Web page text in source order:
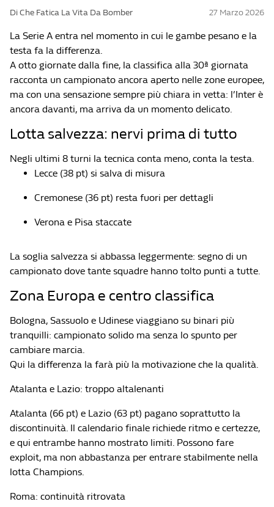
Di Che Fatica La Vita Da Bomber 27 Marzo 2026
La Serie A entra nel momento in cui le gambe pesano e la
testa fa la differenza.
A otto giornate dalla fine, la classifica alla 30ª giornata
racconta un campionato ancora aperto nelle zone europee,
ma con una sensazione sempre più chiara in vetta: l’Inter è
ancora davanti, ma arriva da un momento delicato.
Lotta salvezza: nervi prima di tutto
Negli ultimi 8 turni la tecnica conta meno, conta la testa.
Lecce (38 pt) si salva di misura
Cremonese (36 pt) resta fuori per dettagli
Verona e Pisa staccate
La soglia salvezza si abbassa leggermente: segno di un
campionato dove tante squadre hanno tolto punti a tutte.
Zona Europa e centro classifica
Bologna, Sassuolo e Udinese viaggiano su binari più
tranquilli: campionato solido ma senza lo spunto per
cambiare marcia.
Qui la differenza la farà più la motivazione che la qualità.
Atalanta e Lazio: troppo altalenanti
Atalanta (66 pt) e Lazio (63 pt) pagano soprattutto la
discontinuità. Il calendario finale richiede ritmo e certezze,
e qui entrambe hanno mostrato limiti. Possono fare
exploit, ma non abbastanza per entrare stabilmente nella
lotta Champions.
Roma: continuità ritrovata